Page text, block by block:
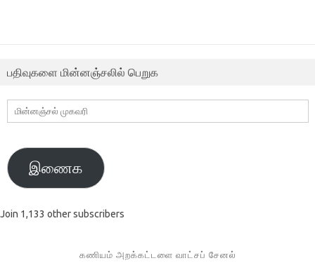
பதிவுகளை மின்னஞ்சலில் பெறுக
மின்னஞ்சல்
முகவரி
இணைக
Join 1,133 other subscribers
கணியம் அறக்கட்டளை வாட்சப் சேனல்